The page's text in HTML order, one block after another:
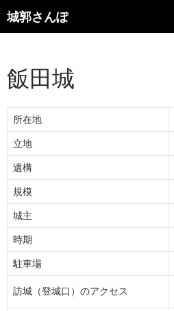
コ
ン
ツ
へ
ス
プ
城郭さんぽ
検
索
飯田城
所在地
立地
遺構
規模
城主
時期
駐車場
訪城（登城口）のアクセス